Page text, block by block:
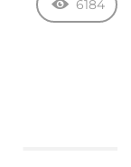
6184